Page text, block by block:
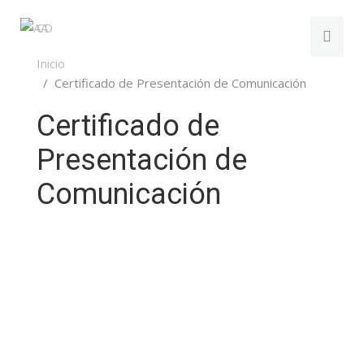
Inicio
Certificado de Presentación de Comunicación
Certificado de
Presentación de
Comunicación